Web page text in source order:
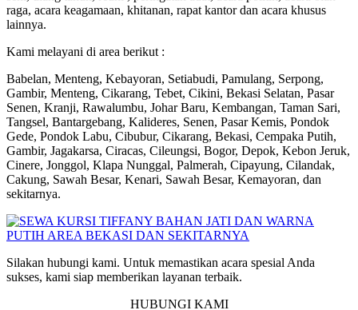
raga, acara keagamaan, khitanan, rapat kantor dan acara khusus
lainnya.
Kami melayani di area berikut :
Babelan, Menteng, Kebayoran, Setiabudi, Pamulang, Serpong,
Gambir, Menteng, Cikarang, Tebet, Cikini, Bekasi Selatan, Pasar
Senen, Kranji, Rawalumbu, Johar Baru, Kembangan, Taman Sari,
Tangsel, Bantargebang, Kalideres, Senen, Pasar Kemis, Pondok
Gede, Pondok Labu, Cibubur, Cikarang, Bekasi, Cempaka Putih,
Gambir, Jagakarsa, Ciracas, Cileungsi, Bogor, Depok, Kebon Jeruk,
Cinere, Jonggol, Klapa Nunggal, Palmerah, Cipayung, Cilandak,
Cakung, Sawah Besar, Kenari, Sawah Besar, Kemayoran, dan
sekitarnya.
Silakan hubungi kami. Untuk memastikan acara spesial Anda
sukses, kami siap memberikan layanan terbaik.
HUBUNGI KAMI